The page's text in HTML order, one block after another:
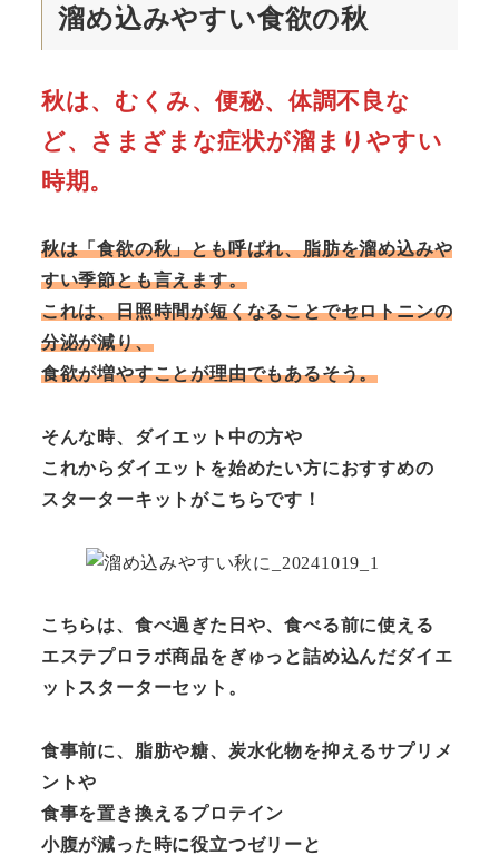
溜め込みやすい食欲の秋
秋は、むくみ、便秘、体調不良な
ど、さまざまな症状が溜まりやすい
時期。
秋は「食欲の秋」とも呼ばれ、脂肪を溜め込みや
すい季節とも言えます。
これは、日照時間が短くなることでセロトニンの
分泌が減り、
食欲が増やすことが理由でもあるそう。
そんな時、ダイエット中の方や
これからダイエットを始めたい方におすすめの
スターターキットがこちらです！
こちらは、食べ過ぎた日や、食べる前に使える
エステプロラボ商品をぎゅっと詰め込んだダイエ
ットスターターセット。
食事前に、脂肪や糖、炭水化物を抑えるサプリメ
ントや
食事を置き換えるプロテイン
小腹が減った時に役立つゼリーと